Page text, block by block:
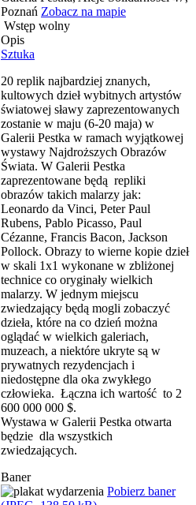
Poznań Zobacz na mapie
Wstęp wolny
Opis
Sztuka
20 replik najbardziej znanych,
kultowych dzieł wybitnych artystów
światowej sławy zaprezentowanych
zostanie w maju (6-20 maja) w
Galerii Pestka w ramach wyjątkowej
wystawy Najdroższych Obrazów
Świata. W Galerii Pestka
zaprezentowane będą repliki
obrazów takich malarzy jak:
Leonardo da Vinci, Peter Paul
Rubens, Pablo Picasso, Paul
Cézanne, Francis Bacon, Jackson
Pollock. Obrazy to wierne kopie dzieł
w skali 1x1 wykonane w zbliżonej
technice co oryginały wielkich
malarzy. W jednym miejscu
zwiedzający będą mogli zobaczyć
dzieła, które na co dzień można
oglądać w wielkich galeriach,
muzeach, a niektóre ukryte są w
prywatnych rezydencjach i
niedostępne dla oka zwykłego
człowieka. Łączna ich wartość to 2
600 000 000 $.
Wystawa w Galerii Pestka otwarta
będzie dla wszystkich
zwiedzających.
Baner
Pobierz baner